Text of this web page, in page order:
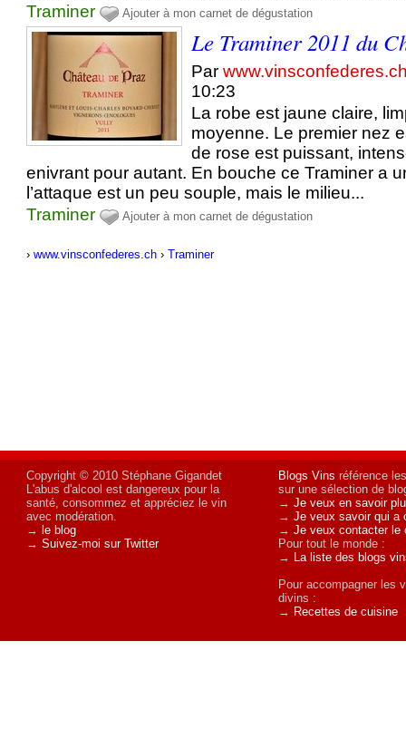
Traminer
Ajouter à mon carnet de dégustation
Le Traminer 2011 du
Par
10:23
La robe est jaune claire,
moyenne. Le premier nez
de rose est puissant,
enivrant pour autant. En bouche ce Traminer a
l’attaque est un peu souple, mais le milieu...
Traminer
Ajouter à mon carnet de dégustation
›www.vinsconfederes.ch ›Traminer
Copyright © 2010 Stéphane Gigandet
L'abus d'alcool est dangereux pour la
santé, consommez et appréciez le vin
avec modération.
→ le blog
→Suivez-moi sur Twitter
Blogs Vins référence
sur une sélection de
→Je veux en savoir
→Je veux savoir qui a
→Je veux contacter le
Pour tout le monde :
→
La liste des blogs
Pour accompagner les
divins :
→ Recettes de cuisine